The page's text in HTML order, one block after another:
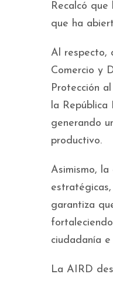
Recalcó
que ha
Al respecto,
Comercio y
Protección
la República
generando
productivo.
Asimismo,
garantiza
ciudadanía
La AIRD